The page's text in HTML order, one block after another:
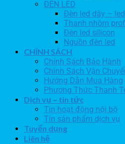
ĐÈN LED
Đèn led dây –
Thanh nhôm
Đèn led silicon
Nguồn đèn led
CHÍNH SÁCH
Chính Sách Bảo Hành
Chính Sách Vận
Hướng Dẫn Mua Hàng
Phương Thức Thanh
Dịch vụ – tin tức
Tin hoạt động nội bộ
Tin sản phẩm dịch vụ
Tuyển dụng
Liên hệ